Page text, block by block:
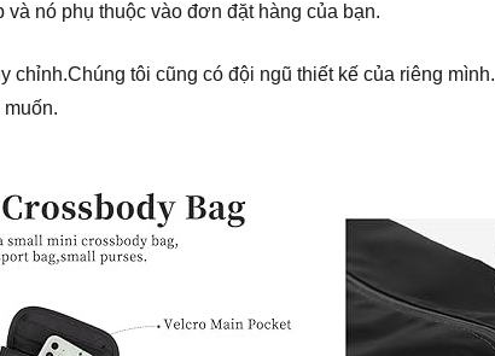
nó phụ thuộc vào đơn đặt hàng của bạn.
chỉnh.Chúng tôi cũng có đội ngũ thiết kế của riêng mình.